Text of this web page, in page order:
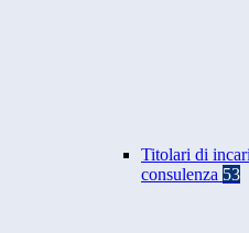
Titolari di
consulenza 53